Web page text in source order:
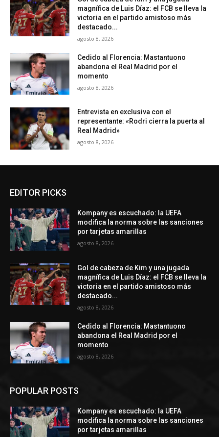
magnífica de Luis Díaz: el FCB se lleva la
victoria en el partido amistoso más
destacado...
agosto 8, 2026
Cedido al Florencia: Mastantuono
abandona el Real Madrid por el
momento
agosto 8, 2026
Entrevista en exclusiva con el
representante: «Rodri cierra la puerta al
Real Madrid»
agosto 8, 2026
EDITOR PICKS
Kompany es escuchado: la UEFA
modifica la norma sobre las sanciones
por tarjetas amarillas
agosto 8, 2026
Gol de cabeza de Kim y una jugada
magnífica de Luis Díaz: el FCB se lleva la
victoria en el partido amistoso más
destacado...
agosto 8, 2026
Cedido al Florencia: Mastantuono
abandona el Real Madrid por el
momento
agosto 8, 2026
POPULAR POSTS
Kompany es escuchado: la UEFA
modifica la norma sobre las sanciones
por tarjetas amarillas